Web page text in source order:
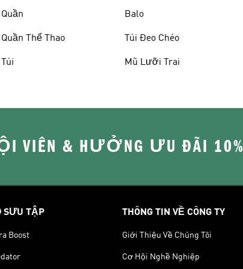
Quần
Quần Thể Thao
Túi
Balo
Túi Đeo Chéo
Mũ Lưỡi Trai
VIÊN & HƯỞNG ƯU ĐÃI 10%
SƯU TẬP
Boost
THÔNG TIN VỀ CÔNG TY
Giới Thiệu Về Chúng Tôi
Cơ Hội Nghề Nghiệp